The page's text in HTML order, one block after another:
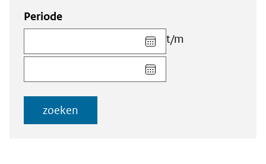
Periode
Kies
datum
voor
veld
t/m
Kies
datum
zoeken